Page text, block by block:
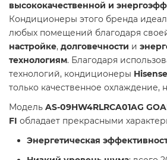
высококачественной и
Кондиционеры этого бренда
любых помещений благодаря
настройке, долговечности и
технологиям. Благодаря
технологий, кондиционеры Hisense
только качественное охлаждение,
Модель AS-09HW4RLRCA01AG
FI обладает прекрасными
Энергетическая